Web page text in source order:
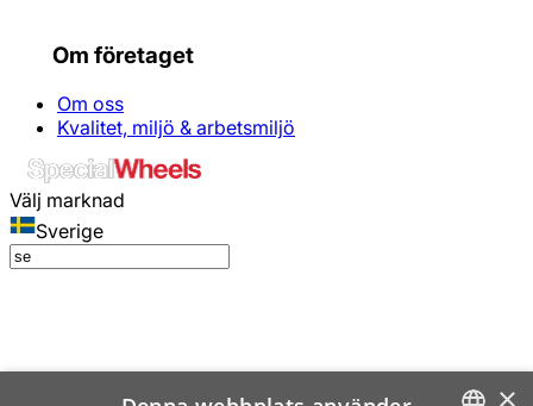
Om företaget
Om oss
Kvalitet, miljö & arbetsmiljö
Välj marknad
Sverige
×